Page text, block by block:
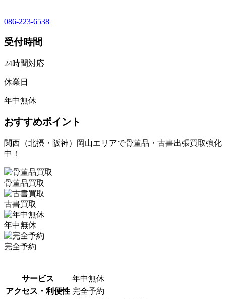
086-223-6538
受付時間
24時間対応
休業日
年中無休
おすすめポイント
関西（北摂・阪神）岡山エリアで骨董品・古書出張買取強化
中！
骨董品買取
古書買取
年中無休
完全予約
サービス
年中無休
アクセス・利便性 完全予約